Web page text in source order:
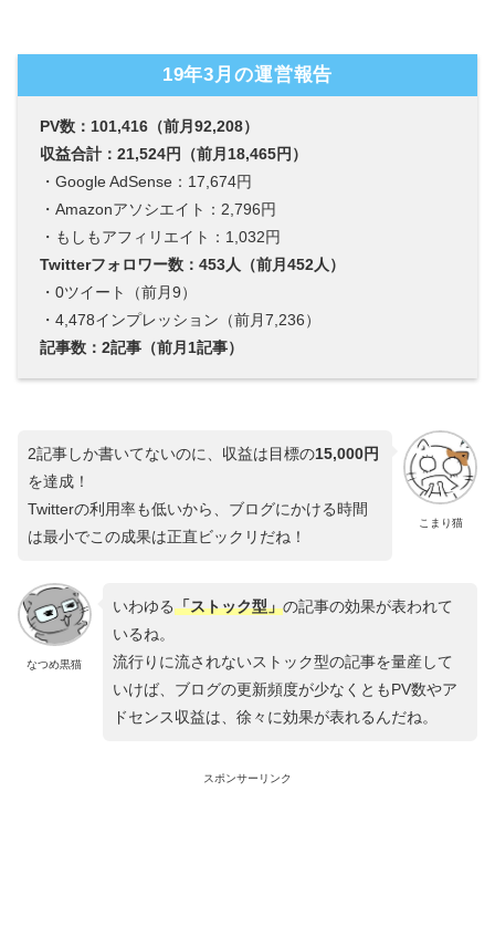
19年3月の運営報告
PV数：101,416（前月92,208）
収益合計：21,524円（前月18,465円）
・Google AdSense：17,674円
・Amazonアソシエイト：2,796円
・もしもアフィリエイト：1,032円
Twitterフォロワー数：453人（前月452人）
・0ツイート（前月9）
・4,478インプレッション（前月7,236）
記事数：2記事（前月1記事）
こまり猫
2記事しか書いてないのに、収益は目標の15,000円
を達成！
Twitterの利用率も低いから、ブログにかける時間
は最小でこの成果は正直ビックリだね！
なつめ黒猫
いわゆる「ストック型」の記事の効果が表われて
いるね。
流行りに流されないストック型の記事を量産して
いけば、ブログの更新頻度が少なくともPV数やア
ドセンス収益は、徐々に効果が表れるんだね。
スポンサーリンク